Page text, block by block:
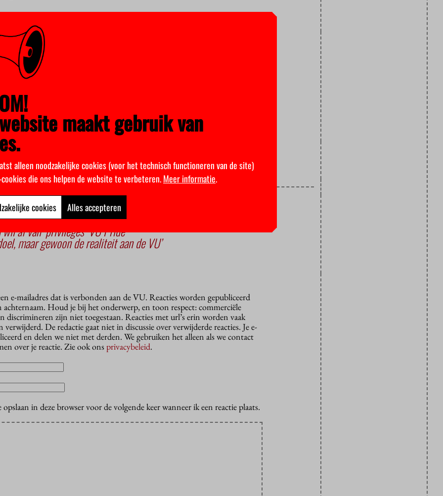
zat met de emancipatie van lesbiennes, homo’s, biseksuelen en
management, policy analysis and entrepreneurship Kai Bhawanibhiek
dat geldt vooral voor het Westen.”
meer las over onverdraagzaamheid, reageerde hij op de vacature van
voor transgender-, homo-, en biseksuele jongeren.
“Als je een probleem ziet en je doet er niets aan, dan ben je nutteloos.”
op straat ’ in Advalvas #11.
statement’
af van ‘privileges’ VU Pride
maar gewoon de realiteit aan de VU’
e-mailadres dat is verbonden aan de VU. Reacties worden gepubliceerd
Houd je bij het onderwerp, en toon respect: commerciële
discrimineren zijn niet toegestaan. Reacties met url’s erin worden vaak
verwijderd. De redactie gaat niet in discussie over verwijderde reacties. Je e-
en delen we niet met derden. We gebruiken het alleen als we contact
over je reactie. Zie ook onsprivacybeleid.
in deze browser voor de volgende keer wanneer ik een reactie plaats.
maakt gebruik van
alleen noodzakelijke cookies (voor het technisch functioneren van de site)
die ons helpen de website te verbeteren.Meer informatie.
cookies Alles accepteren